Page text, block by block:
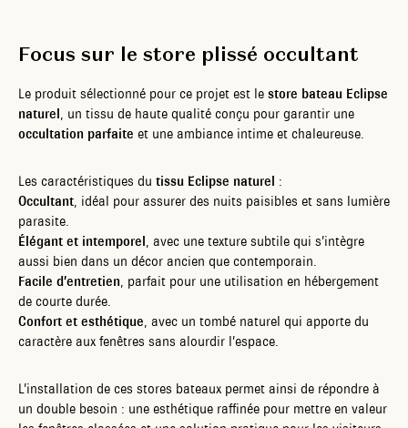
Focus sur le store plissé occultant
Le produit sélectionné pour ce projet est le store bateau Eclipse
naturel, un tissu de haute qualité conçu pour garantir une
occultation parfaite et une ambiance intime et chaleureuse.
Les caractéristiques du tissu Eclipse naturel :
Occultant, idéal pour assurer des nuits paisibles et sans lumière
parasite.
Élégant et intemporel, avec une texture subtile qui s’intègre
aussi bien dans un décor ancien que contemporain.
Facile d’entretien, parfait pour une utilisation en hébergement
de courte durée.
Confort et esthétique, avec un tombé naturel qui apporte du
caractère aux fenêtres sans alourdir l’espace.
L’installation de ces stores bateaux permet ainsi de répondre à
un double besoin : une esthétique raffinée pour mettre en valeur